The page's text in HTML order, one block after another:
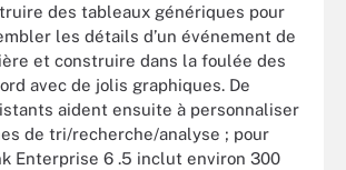
des tableaux génériques pour
les détails d’un événement de
et construire dans la foulée des
avec de jolis graphiques. De
aident ensuite à personnaliser
de tri/recherche/analyse ; pour
Enterprise 6 .5 inclut environ 300